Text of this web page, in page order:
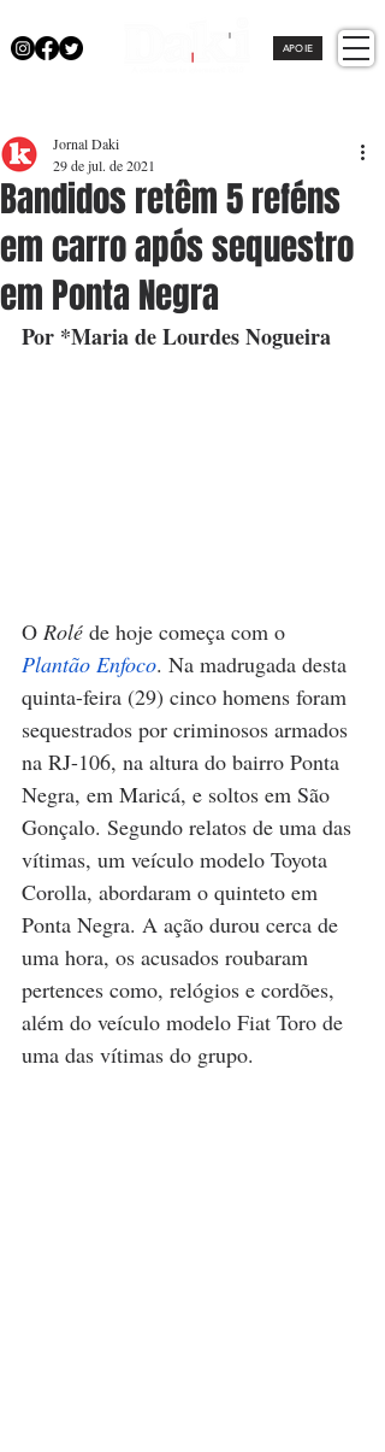
APOIE
Bandidos retêm 5 reféns
em carro após sequestro
em Ponta Negra
Jornal Daki
29 de jul. de 2021
Por *Maria de Lourdes Nogueira
O Rolé de hoje começa com o
Plantão Enfoco. Na madrugada desta
quinta-feira (29) cinco homens foram
sequestrados por criminosos armados
na RJ-106, na altura do bairro Ponta
Negra, em Maricá, e soltos em São
Gonçalo. Segundo relatos de uma das
vítimas, um veículo modelo Toyota
Corolla, abordaram o quinteto em
Ponta Negra. A ação durou cerca de
uma hora, os acusados roubaram
pertences como, relógios e cordões,
além do veículo modelo Fiat Toro de
uma das vítimas do grupo.